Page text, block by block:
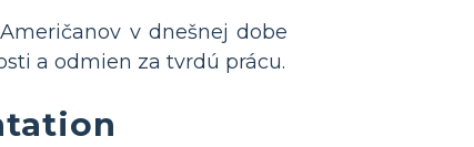
v dnešnej dobe
a odmien za tvrdú prácu.